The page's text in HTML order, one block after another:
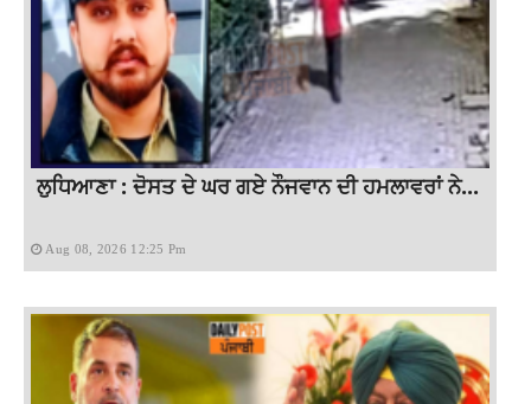
ਲੁਧਿਆਣਾ : ਦੋਸਤ ਦੇ ਘਰ ਗਏ ਨੌਜਵਾਨ ਦੀ ਹਮਲਾਵਰਾਂ ਨੇ...
Aug 08, 2026 12:25 Pm